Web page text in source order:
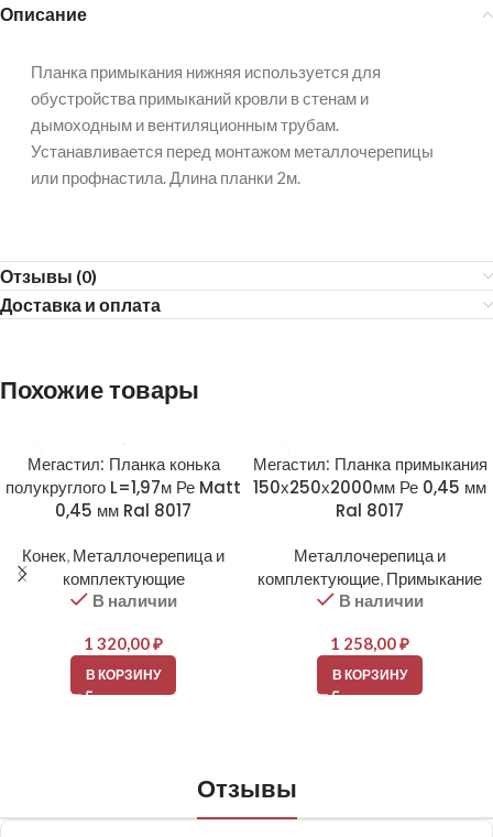
Описание
Планка примыкания нижняя используется для
обустройства примыканий кровли в стенам и
дымоходным и вентиляционным трубам.
Устанавливается перед монтажом металлочерепицы
или профнастила. Длина планки 2м.
Отзывы (0)
Доставка и оплата
Похожие товары
Мегастил: Планка конька
полукруглого L=1,97м Ре Matt
0,45 мм Ral 8017
Конек, Металлочерепица и
комплектующие
В наличии
1 320,00₽
В КОРЗИНУ
Мегастил: Планка примыкания
150х250х2000мм Ре 0,45 мм
Ral 8017
Металлочерепица и
комплектующие, Примыкание
В наличии
1 258,00₽
В КОРЗИНУ
Отзывы